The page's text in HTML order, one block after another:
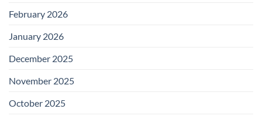
February 2026
January 2026
December 2025
November 2025
October 2025